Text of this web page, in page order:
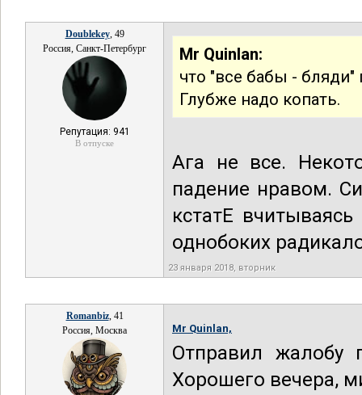
Doublekey, 49
Россия, Санкт-Петербург
Репутация: 941
В отпуске
Mr Quinlan:
что "все бабы - бляди"
Глубже надо копать.
Ага не все.
падение нравом.
кстатЕ
однобоких
23 января 2018, вторник
Romanbiz, 41
Россия, Москва
Mr Quinlan,
Отправил жалобу
Хорошего вечера,